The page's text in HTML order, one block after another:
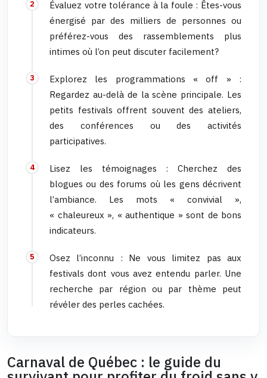
Évaluez votre tolérance à la foule : Êtes-vous
énergisé par des milliers de personnes ou
préférez-vous des rassemblements plus
intimes où l’on peut discuter facilement?
Explorez les programmations « off » :
Regardez au-delà de la scène principale. Les
petits festivals offrent souvent des ateliers,
des conférences ou des activités
participatives.
Lisez les témoignages : Cherchez des
blogues ou des forums où les gens décrivent
l’ambiance. Les mots « convivial »,
« chaleureux », « authentique » sont de bons
indicateurs.
Osez l’inconnu : Ne vous limitez pas aux
festivals dont vous avez entendu parler. Une
recherche par région ou par thème peut
révéler des perles cachées.
Carnaval de Québec : le guide du